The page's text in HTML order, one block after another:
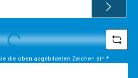
die oben abgebildeten Zeichen ein *